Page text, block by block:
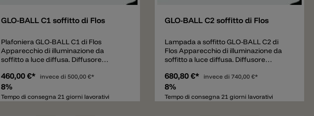
GLO-BALL C1 soffitto di Flos
Plafoniera GLO-BALL C1 di Flos
Apparecchio di illuminazione da
soffitto a luce diffusa. Diffusore
incamiciato, soffiato a bocca, con
finitura esterna acidata e da una
ghiera filettata in lega di alluminio
pressofusa, con finitura galvanica
460,00 €* invece di 500,00 €*
8%
Tempo di consegna 21 giorni lavorativi
GLO-BALL C2 soffitto di Flos
Lampada a soffitto GLO-BALL C2 di
Flos Apparecchio di illuminazione da
soffitto a luce diffusa. Diffusore
incamiciato, soffiato a bocca, con
finitura esterna acidata e da una
ghiera filettata in lega di alluminio
pressofusa, con finitura galvanica
680,80 €* invece di740,00 €*
8%
Tempo di consegna 21 giorni lavorativi